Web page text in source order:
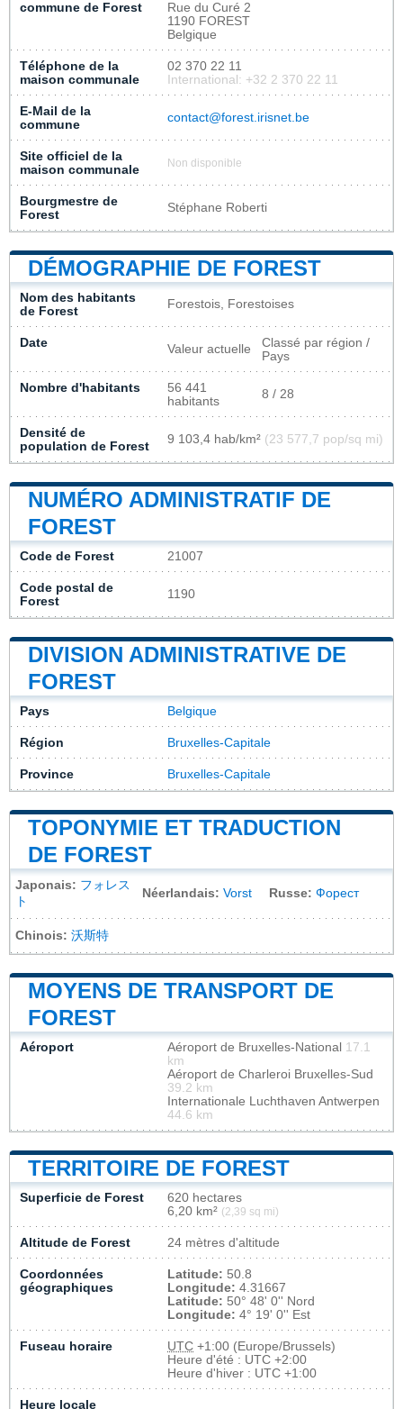
commune de Forest
Rue du Curé 2
1190 FOREST
Belgique
Téléphone de la
maison communale
02 370 22 11
International: +32 2 370 22 11
E-Mail de la
commune
contact@forest.irisnet.be
Site officiel de la
maison communale
Non disponible
Bourgmestre de
Forest
Stéphane Roberti
DÉMOGRAPHIE DE FOREST
Nom des habitants
de Forest
Forestois, Forestoises
Date Valeur actuelle
Classé par région /
Pays
Nombre d'habitants
56 441
habitants
8 / 28
Densité de
population de Forest
9 103,4 hab/km² (23 577,7 pop/sq mi)
NUMÉRO ADMINISTRATIF DE
FOREST
Code de Forest 21007
Code postal de
Forest
1190
DIVISION ADMINISTRATIVE DE
FOREST
Pays Belgique
Région Bruxelles-Capitale
Province Bruxelles-Capitale
TOPONYMIE ET TRADUCTION
DE FOREST
Japonais: フォレス
ト
Néerlandais: Vorst Russe: Форест
Chinois: 沃斯特
MOYENS DE TRANSPORT DE
FOREST
Aéroport Aéroport de Bruxelles-National 17.1
km
Aéroport de Charleroi Bruxelles-Sud
39.2 km
Internationale Luchthaven Antwerpen
44.6 km
TERRITOIRE DE FOREST
Superficie de Forest
620 hectares
6,20 km² (2,39 sq mi)
Altitude de Forest 24 mètres d'altitude
Coordonnées
géographiques
Latitude: 50.8
Longitude: 4.31667
Latitude: 50° 48' 0'' Nord
Longitude: 4° 19' 0'' Est
Fuseau horaire UTC +1:00 (Europe/Brussels)
Heure d'été : UTC +2:00
Heure d'hiver : UTC +1:00
Heure locale